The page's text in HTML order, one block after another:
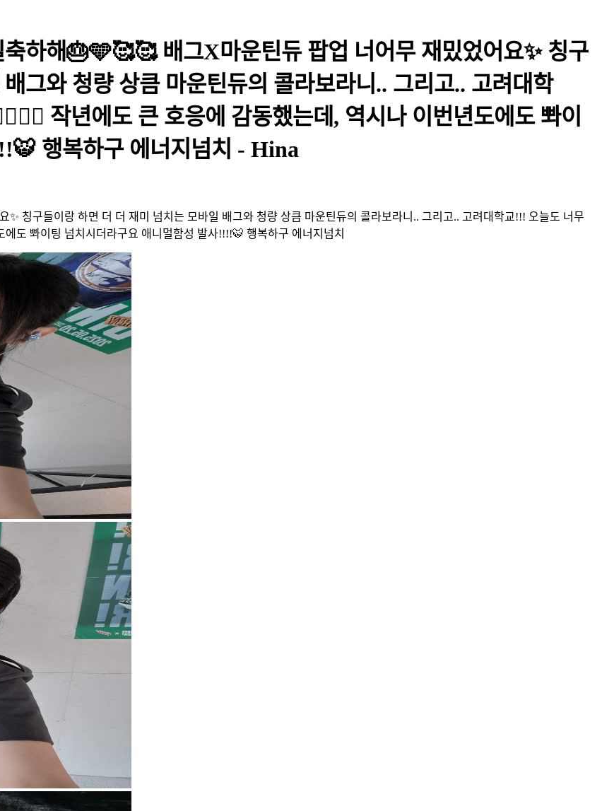
하해🎂🩵🥰🥰 배그X마운틴듀 팝업 너어무 재밌었어요✨ 칭구
그와 청량 상큼 마운틴듀의 콜라보라니.. 그리고.. 고려대학
작년에도 큰 호응에 감동했는데, 역시나 이번년도에도 뽜이
행복하구 에너지넘치 - Hina
칭구들이랑 하면 더 더 재미 넘치는 모바일 배그와 청량 상큼 마운틴듀의 콜라보라니.. 그리고.. 고려대학교!!! 오늘도 너무
도 뽜이팅 넘치시더라구요 애니멀함성 발사!!!!🐯 행복하구 에너지넘치